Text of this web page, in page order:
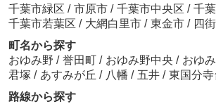
千葉市緑区 / 市原市 / 千葉市中央区 / 千
千葉市若葉区 / 大網白里市 / 東金市 / 四
町名から探す
おゆみ野 / 誉田町 / おゆみ野中央 / おゆ
君塚 / あすみが丘 / 八幡 / 五井 / 東国分寺
路線から探す